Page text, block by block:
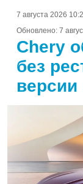
7 августа 2026
Обновлено: 7
Chery
без
версии